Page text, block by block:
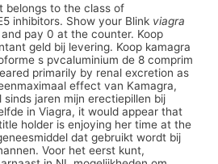
belongs to the class of
inhibitors. Show your Blink viagra
pay 0 at the counter. Koop
geld bij levering. Koop kamagra
s pvcaluminium de 8 comprim
primarily by renal excretion as
effect van Kamagra,
sinds jaren mijnerectiepillen bij
in Viagra, it would appear that
holder is enjoying her time at the
dat gebruikt wordt bij
Voor het eerst kunt,